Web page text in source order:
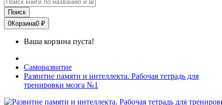
Поиск
0Корзина0 ₽
Ваша корзина пуста!
Саморазвитие
Развитие памяти и интеллекта. Рабочая тетрадь для
тренировки мозга №1